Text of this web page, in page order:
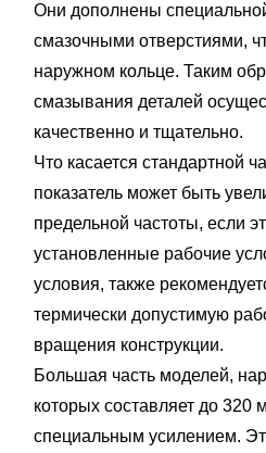
Они дополнены
смазочными отверстиями,
наружном кольце. Таким
смазывания деталей
качественно и тщательно.
Что касается стандартной
показатель может быть
предельной частоты, если
установленные рабочие
условия, также
термически допустимую
вращения конструкции.
Большая часть моделей,
которых составляет до 320
специальным усилением.